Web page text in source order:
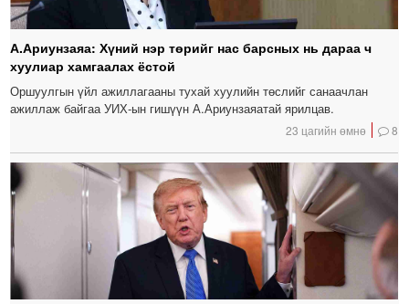
А.Ариунзаяа: Хүний нэр төрийг нас барсных нь дараа ч
хуулиар хамгаалах ёстой
Оршуулгын үйл ажиллагааны тухай хуулийн төслийг санаачлан
ажиллаж байгаа УИХ-ын гишүүн А.Ариунзаяатай ярилцав.
23 цагийн өмнө 8